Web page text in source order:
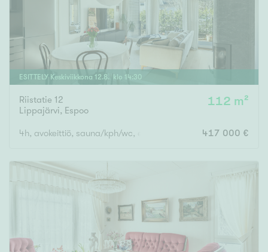
ESITTELY Keskiviikkona 12.8. klo 14:30
Riistatie 12
Lippajärvi, Espoo
112 m²
4h, avokeittiö, sauna/kph/wc, erill.wc, vh x 2, ullakkotila, piha-
417 000 €